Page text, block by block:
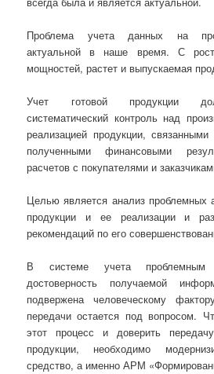
Проблема учета данных на
актуальной в наше время. С
мощностей, растет и выпускаемая
Учет готовой продукции
систематический контроль над
реализацией продукции,
полученными финансовыми
расчетов с покупателями и
Целью является анализ проблемных
продукции и ее реализации и
рекомендаций по его
В системе учета проблемным
достоверность получаемой
подвержена человеческому
передачи остается под вопросом.
этот процесс и доверить
продукции, необходимо
средство, а именно АРМ